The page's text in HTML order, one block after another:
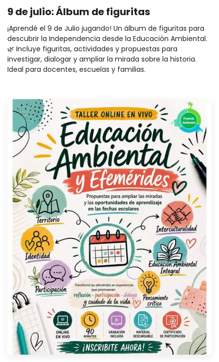
9 de julio: Álbum de figuritas
¡Aprendé el 9 de Julio jugando! Un álbum de figuritas para
descubrir la Independencia desde la Educación Ambiental.
🌿 Incluye figuritas, actividades y propuestas para
investigar, dialogar y ampliar la mirada sobre la historia.
Ideal para docentes, escuelas y familias.